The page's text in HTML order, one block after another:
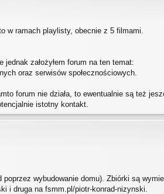
to w ramach playlisty, obecnie z 5 filmami.
jednak założyłem forum na ten temat:
oraz serwisów społecznościowych.
forum nie działa, to ewentualnie są też
istotny kontakt.
wybudowanie domu). Zbiórki są
i druga na fsmm.pl/piotr-konrad-nizynski.